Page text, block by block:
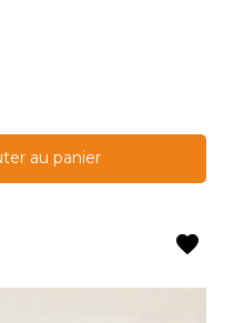
au panier
favorite